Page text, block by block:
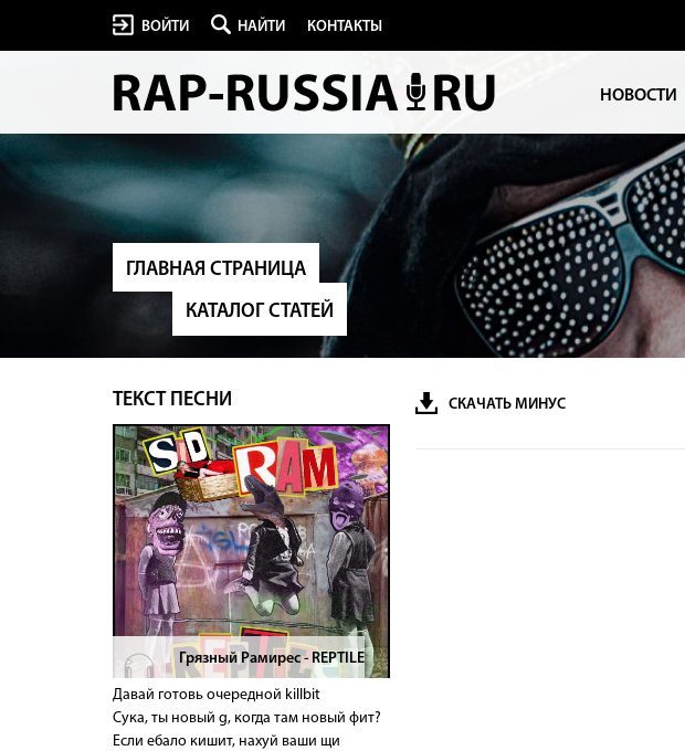
ВОЙТИ НАЙТИ КОНТАКТЫ
НОВОСТИ
ГЛАВНАЯ СТРАНИЦА
КАТАЛОГ СТАТЕЙ
ТЕКСТ ПЕСНИ
> Грязный Рамирес - REPTILE
Давай готовь очередной killbit
Сука, ты новый g, когда там новый фит?
Если ебало кишит, нахуй ваши щи
СКАЧАТЬ МИНУС